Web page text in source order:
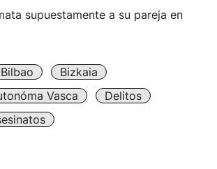
supuestamente a su pareja en
Bilbao
Bizkaia
Vasca
Delitos